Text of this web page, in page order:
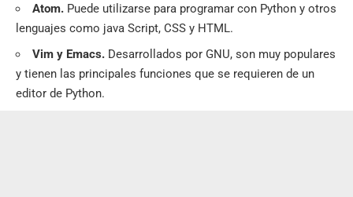
Atom. Puede utilizarse para programar con Python y otros
lenguajes como java Script, CSS y HTML.
Vim y Emacs. Desarrollados por GNU, son muy populares
y tienen las principales funciones que se requieren de un
editor de Python.